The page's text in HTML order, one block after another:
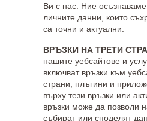
Ви с нас. Ние
личните данни, които
са точни и актуални.
ВРЪЗКИ НА ТРЕТИ
нашите уебсайтове и
включват връзки към
страни, плъгини и
върху тези връзки или
връзки може да позволи
събират или споделят